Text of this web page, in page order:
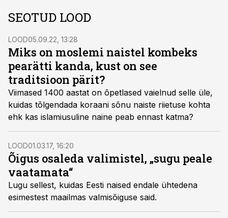
SEOTUD LOOD
LOOD05.09.22, 13:28
Miks on moslemi naistel kombeks
pearätti kanda, kust on see
traditsioon pärit?
Viimased 1400 aastat on õpetlased vaielnud selle üle,
kuidas tõlgendada koraani sõnu naiste riietuse kohta
ehk kas islamiusuline naine peab ennast katma?
LOOD01.03.17, 16:20
Õigus osaleda valimistel, „sugu peale
vaatamata“
Lugu sellest, kuidas Eesti naised endale ühtedena
esimestest maailmas valmisõiguse said.